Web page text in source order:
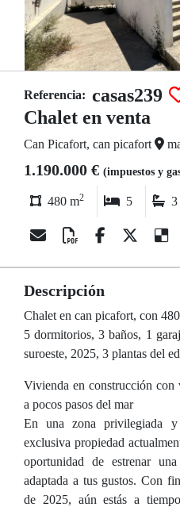
Referencia: casas239
Chalet en venta
Can Picafort, can picafort
1.190.000 € (impuestos y
480 m2 5 3
Descripción
Chalet en can picafort, con
5 dormitorios, 3 baños, 1
suroeste, 2025, 3 plantas del
Vivienda en construcción con
a pocos pasos del mar
En una zona privilegiada y
exclusiva propiedad
oportunidad de estrenar
adaptada a tus gustos. Con
de 2025, aún estás a